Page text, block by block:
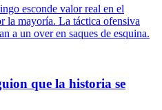
esconde valor real en el
la mayoría. La táctica ofensiva
a un over en saques de esquina.
que la historia se